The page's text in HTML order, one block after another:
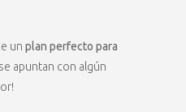
un plan perfecto para
apuntan con algún